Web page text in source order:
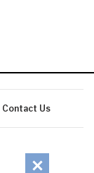
Contact Us